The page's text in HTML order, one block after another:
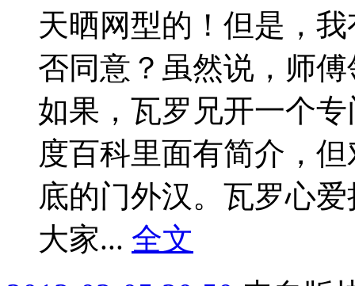
天晒网型的！但是，
否同意？虽然说，师
如果，瓦罗兄开一个
度百科里面有简介，
底的门外汉。瓦罗心
大家... 全文